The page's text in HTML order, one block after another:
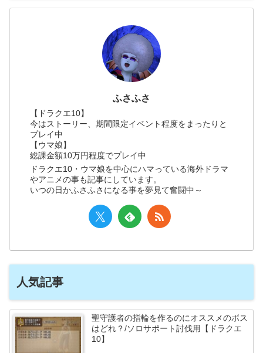
ふさふさ
【ドラクエ10】
今はストーリー、期間限定イベント程度をまったりと
プレイ中
【ウマ娘】
総課金額10万円程度でプレイ中
ドラクエ10・ウマ娘を中心にハマっている海外ドラマ
やアニメの事も記事にしています。
いつの日かふさふさになる事を夢見て奮闘中～
人気記事
聖守護者の指輪を作るのにオススメのボス
はどれ？/ソロサポート討伐用【ドラクエ
10】